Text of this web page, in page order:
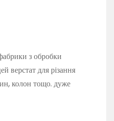
з обробки
верстат для різання
колон тощо. дуже